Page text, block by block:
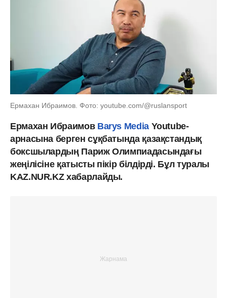
Ермахан Ибраимов. Фото: youtube.com/@ruslansport
Ермахан Ибраимов Barys MediaYoutube-
арнасына берген сұқбатында қазақстандық
боксшылардың Париж Олимпиадасындағы
жеңілісіне қатысты пікір білдірді. Бұл туралы
KAZ.NUR.KZ хабарлайды.